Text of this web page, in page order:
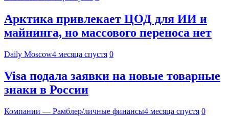
Арктика привлекает ЦОД для ИИ и
майнинга, но массового переноса нет
Daily Moscow4 месяца спустя 0
Visa подала заявки на новые товарные
знаки в России
Компании — Рамблер/личные финансы4 месяца спустя 0